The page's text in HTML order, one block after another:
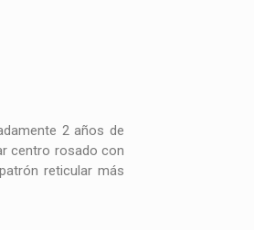
2 años de
centro rosado con
reticular más